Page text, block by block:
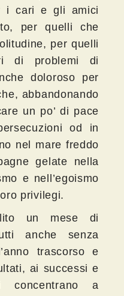
i cari e gli amici
per quelli che
per quelli
di problemi di
doloroso per
abbandonando
un po’ di pace
od in
nel mare freddo
gelate nella
e nell’egoismo
privilegi.
un mese di
anche senza
trascorso e
ai successi e
concentrano a